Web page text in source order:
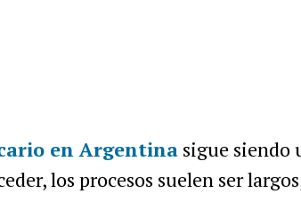
en Argentinasigue siendo
los procesos suelen ser